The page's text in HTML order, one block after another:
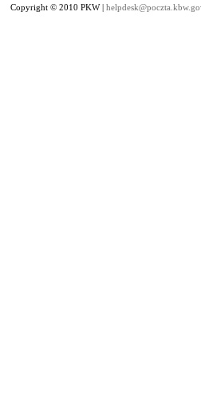
Copyright © 2010 PKW |